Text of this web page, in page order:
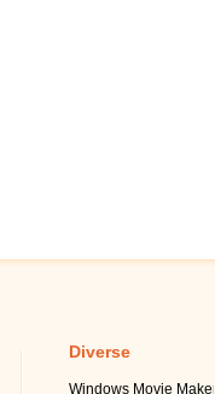
Diverse
Windows Movie Maker